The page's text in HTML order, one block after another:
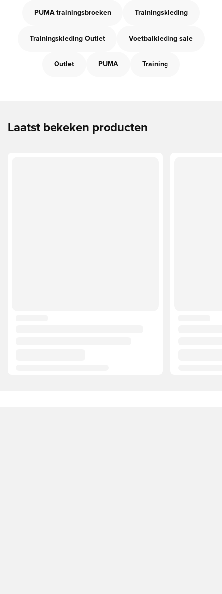
PUMA trainingsbroeken Trainingskleding
Trainingskleding Outlet Voetbalkleding sale
Outlet PUMA Training
Laatst bekeken producten